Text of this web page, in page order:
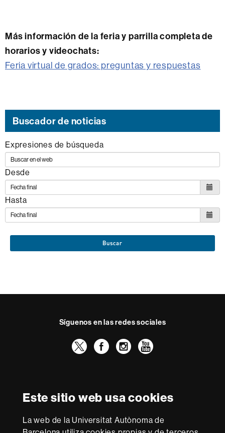
Este sitio web usa cookies
La web de la Universitat Autònoma de
Más información de la feria y parrilla completa de
horarios y videochats:
Feria virtual de grados: preguntas y respuestas
Buscador de noticias
Expresiones de búsqueda
Desde
Hasta
Buscar
Síguenos en las redes sociales
TwitterFacebook
Instagram
Youtube
Excellence
Research
-
Con la financiación de